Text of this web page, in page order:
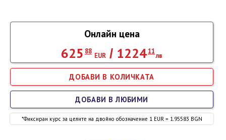
Онлайн цена
625 88
EUR / 122411
лв
*Фиксиран курс за целите на двойно обозначение 1 EUR = 1.95583 BGN
ДОБАВИ В ЛЮБИМИ